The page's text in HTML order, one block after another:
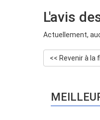
L'avis
Actuellement,
<< Revenir à la